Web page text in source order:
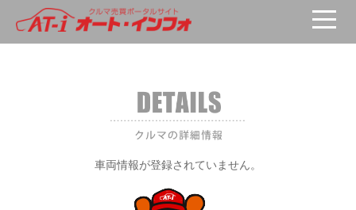
車両が選択されていません。
車両情報が登録されていません。